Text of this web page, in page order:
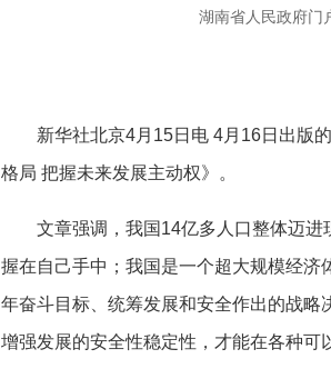
湖南省人民政府门
新华社北京4月15日电 4月16日出版的
格局 把握未来发展主动权》。
文章强调，我国14亿多人口整体迈进
握在自己手中；我国是一个超大规模经
年奋斗目标、统筹发展和安全作出的战略
增强发展的安全性稳定性，才能在各种